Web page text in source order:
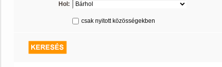
Hol:
csak nyitott közösségekben